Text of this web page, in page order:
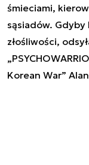
śmieciami,
sąsiadów. Gdyby
złośliwości,
Korean War”